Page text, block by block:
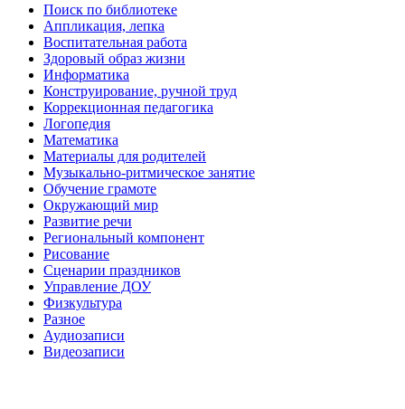
Поиск по библиотеке
Аппликация, лепка
Воспитательная работа
Здоровый образ жизни
Информатика
Конструирование, ручной труд
Коррекционная педагогика
Логопедия
Математика
Материалы для родителей
Музыкально-ритмическое занятие
Обучение грамоте
Окружающий мир
Развитие речи
Региональный компонент
Рисование
Сценарии праздников
Управление ДОУ
Физкультура
Разное
Аудиозаписи
Видеозаписи